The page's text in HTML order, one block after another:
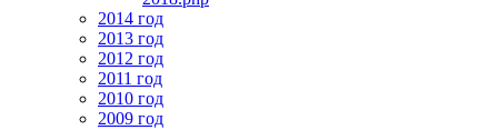
2014 год
2013 год
2012 год
2011 год
2010 год
2009 год